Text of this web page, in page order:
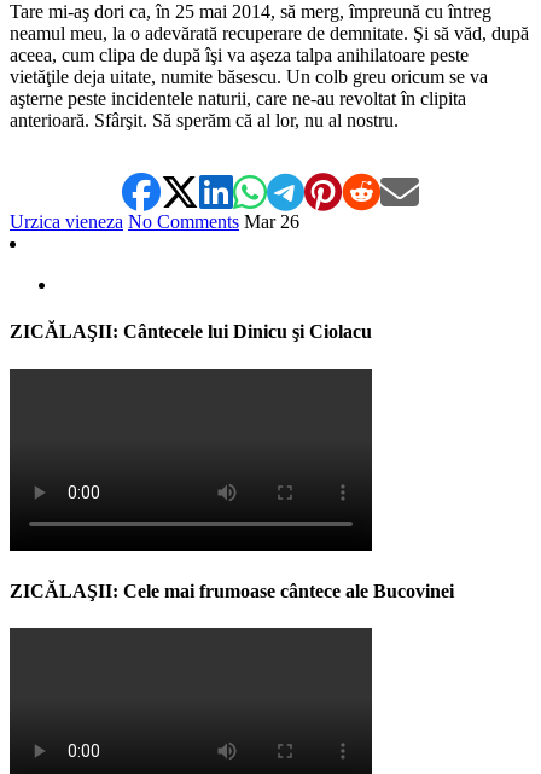
Tare mi-aş dori ca, în 25 mai 2014, să merg, împreună cu întreg
neamul meu, la o adevărată recuperare de demnitate. Şi să văd, după
aceea, cum clipa de după îşi va aşeza talpa anihilatoare peste
vietăţile deja uitate, numite băsescu. Un colb greu oricum se va
aşterne peste incidentele naturii, care ne-au revoltat în clipita
anterioară. Sfârşit. Să sperăm că al lor, nu al nostru.
Urzica vieneza No Comments Mar 26
ZICĂLAŞII: Cântecele lui Dinicu şi Ciolacu
ZICĂLAŞII: Cele mai frumoase cântece ale Bucovinei